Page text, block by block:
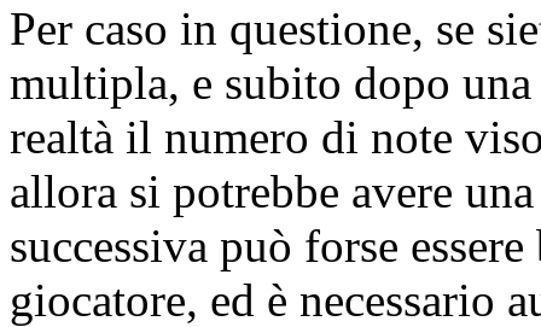
Per caso in questione, se
multipla, e subito dopo
realtà il numero di note
allora si potrebbe avere
successiva può forse
giocatore, ed è necessario